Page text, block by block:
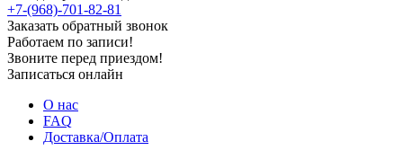
+7-(968)-701-82-81
Заказать обратный звонок
Работаем по записи!
Звоните перед приездом!
Записаться онлайн
О нас
FAQ
Доставка/Оплата